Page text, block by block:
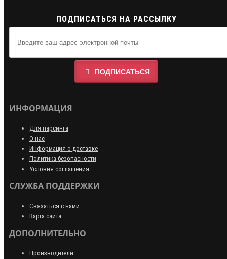
ПОДПИСАТЬСЯ НА РАССЫЛКУ
ПОДПИСАТЬСЯ
ИНФОРМАЦИЯ
Для парсинга
О нас
Информация о доставке
Политика безопасности
Условия соглашения
СЛУЖБА ПОДДЕРЖКИ
Связаться с нами
Карта сайта
ДОПОЛНИТЕЛЬНО
Производители